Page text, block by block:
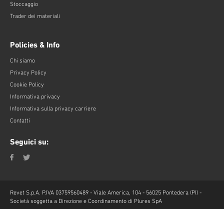
Stoccaggio
Trader dei materiali
Policies & Info
Chi siamo
Privacy Policy
Cookie Policy
Informativa privacy
Informativa sulla privacy carriere
Contatti
Seguici su:
Revet S.p.A. P.IVA 03759560489 - Viale America, 104 - 56025 Pontedera (PI) -
Società soggetta a Direzione e Coordinamento di Plures SpA